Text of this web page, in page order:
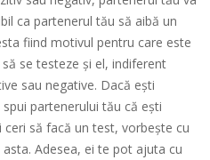
ca partenerul tău să aibă un
fiind motivul pentru care este
se testeze și el, indiferent
sau negative. Dacă ești
partenerului tău că ești
să facă un test, vorbește cu
Adesea, ei te pot ajuta cu